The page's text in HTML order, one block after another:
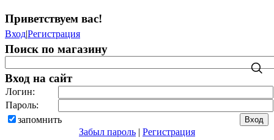
Приветствуем вас!
Вход|Регистрация
Поиск по магазину
Вход на сайт
Логин:
Пароль:
запомнить
Забыл пароль | Регистрация